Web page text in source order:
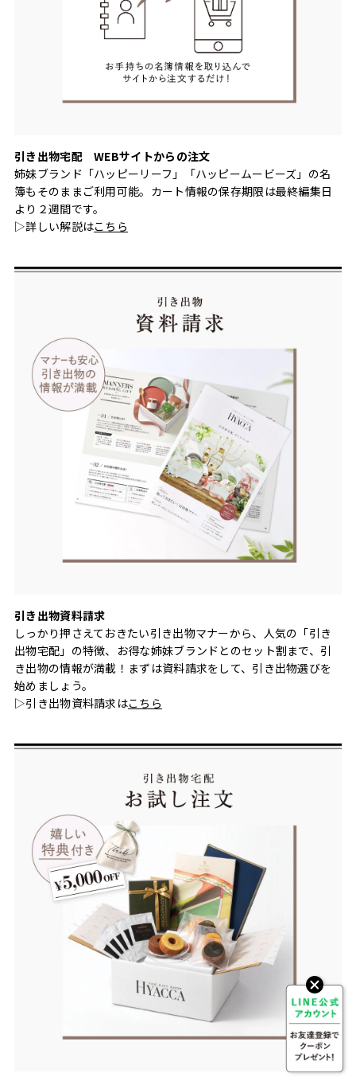
引き出物宅配 WEBサイトからの注文
姉妹ブランド「ハッピーリーフ」「ハッピームービーズ」の名
簿もそのままご利用可能。カート情報の保存期限は最終編集日
より２週間です。
▷詳しい解説はこちら
引き出物資料請求
しっかり押さえておきたい引き出物マナーから、人気の「引き
出物宅配」の特徴、お得な姉妹ブランドとのセット割まで、引
き出物の情報が満載！まずは資料請求をして、引き出物選びを
始めましょう。
▷引き出物資料請求はこちら